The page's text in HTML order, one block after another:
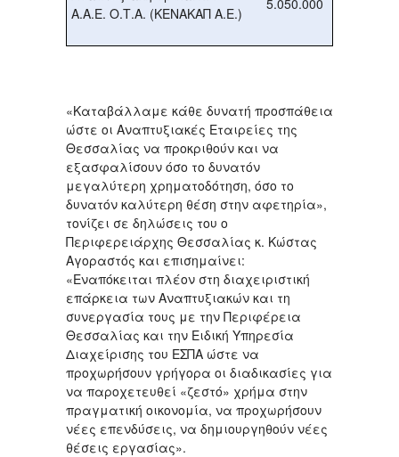
Α.Α.Ε. Ο.Τ.Α. (ΚΕΝΑΚΑΠ Α.Ε.)
«Καταβάλλαμε κάθε δυνατή προσπάθεια
ώστε οι Αναπτυξιακές Εταιρείες της
Θεσσαλίας να προκριθούν και να
εξασφαλίσουν όσο το δυνατόν
μεγαλύτερη χρηματοδότηση, όσο το
δυνατόν καλύτερη θέση στην αφετηρία»,
τονίζει σε δηλώσεις του ο
Περιφερειάρχης Θεσσαλίας κ. Κώστας
Αγοραστός και επισημαίνει:
«Εναπόκειται πλέον στη διαχειριστική
επάρκεια των Αναπτυξιακών και τη
συνεργασία τους με την Περιφέρεια
Θεσσαλίας και την Ειδική Υπηρεσία
Διαχείρισης του ΕΣΠΑ ώστε να
προχωρήσουν γρήγορα οι διαδικασίες για
να παροχετευθεί «ζεστό» χρήμα στην
πραγματική οικονομία, να προχωρήσουν
νέες επενδύσεις, να δημιουργηθούν νέες
θέσεις εργασίας».